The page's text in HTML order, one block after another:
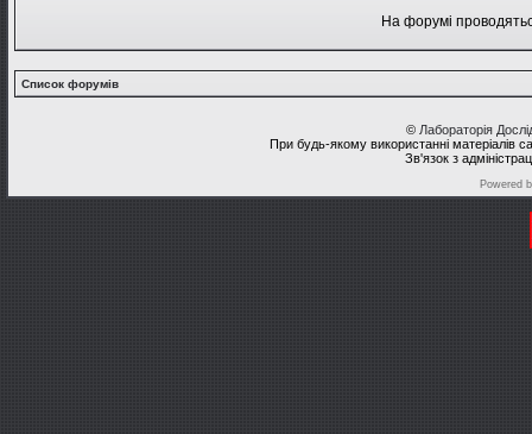
На форумі
Список форумів
© Лабораторія
При будь-якому використанні матеріалів
Зв'язок з
Powered